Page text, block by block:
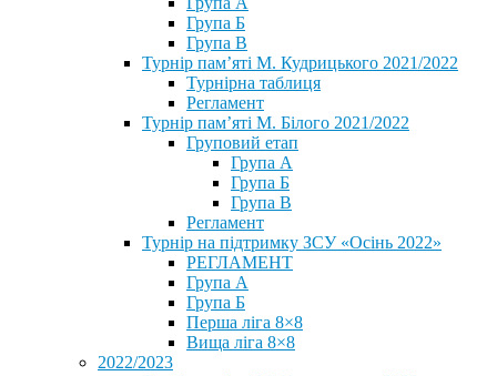
Група Б
Група В
Турнір пам’яті М. Кудрицького 2021/2022
Турнірна таблиця
Регламент
Турнір пам’яті М. Білого 2021/2022
Груповий етап
Група А
Група Б
Група В
Регламент
Турнір на підтримку ЗСУ «Осінь 2022»
РЕГЛАМЕНТ
Група А
Група Б
Перша ліга 8×8
Вища ліга 8×8
2022/2023